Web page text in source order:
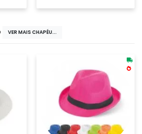
VER MAIS CHAPÉU...